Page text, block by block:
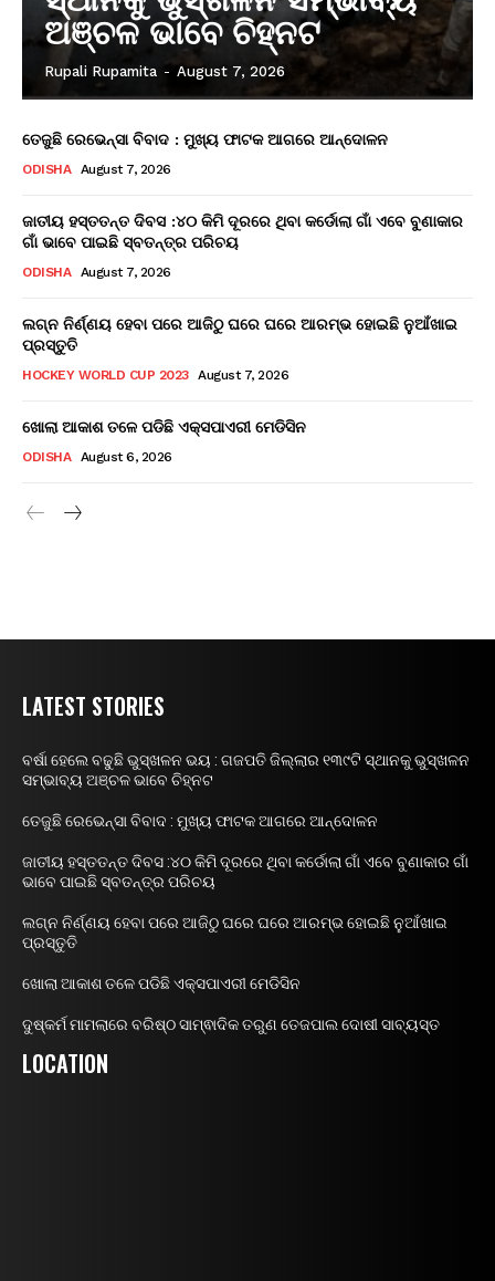
ଅଞ୍ଚଳ ଭାବେ ଚିହ୍ନଟ
Rupali Rupamita - August 7, 2026
ତେଜୁଛି ରେଭେନ୍ସା ବିବାଦ : ମୁଖ୍ୟ ଫାଟକ ଆଗରେ ଆନ୍ଦୋଳନ
ODISHA August 7, 2026
ଜାତୀୟ ହସ୍ତତନ୍ତ ଦିବସ :୪୦ କିମି ଦୂରରେ ଥିବା କର୍ଡୋଲା ଗାଁ ଏବେ ବୁଣାକାର
ଗାଁ ଭାବେ ପାଇଛି ସ୍ବତନ୍ତ୍ର ପରିଚୟ
ODISHA August 7, 2026
ଲଗ୍ନ ନିର୍ଣ୍ଣୟ ହେବା ପରେ ଆଜିଠୁ ଘରେ ଘରେ ଆରମ୍ଭ ହୋଇଛି ନୁଆଁଖାଇ
ପ୍ରସ୍ତୁତି
HOCKEY WORLD CUP 2023 August 7, 2026
ଖୋଲା ଆକାଶ ତଳେ ପଡିଛି ଏକ୍ସପାଏରୀ ମେଡିସିନ
ODISHA August 6, 2026
LATEST STORIES
ବର୍ଷା ହେଲେ ବଢୁଛି ଭୁସ୍ଖଳନ ଭୟ : ଗଜପତି ଜିଲ୍ଲାର ୧୩୯ଟି ସ୍ଥାନକୁ ଭୁସ୍ଖଳନ
ସମ୍ଭାବ୍ୟ ଅଞ୍ଚଳ ଭାବେ ଚିହ୍ନଟ
ତେଜୁଛି ରେଭେନ୍ସା ବିବାଦ : ମୁଖ୍ୟ ଫାଟକ ଆଗରେ ଆନ୍ଦୋଳନ
ଜାତୀୟ ହସ୍ତତନ୍ତ ଦିବସ :୪୦ କିମି ଦୂରରେ ଥିବା କର୍ଡୋଲା ଗାଁ ଏବେ ବୁଣାକାର ଗାଁ
ଭାବେ ପାଇଛି ସ୍ବତନ୍ତ୍ର ପରିଚୟ
ଲଗ୍ନ ନିର୍ଣ୍ଣୟ ହେବା ପରେ ଆଜିଠୁ ଘରେ ଘରେ ଆରମ୍ଭ ହୋଇଛି ନୁଆଁଖାଇ
ପ୍ରସ୍ତୁତି
ଖୋଲା ଆକାଶ ତଳେ ପଡିଛି ଏକ୍ସପାଏରୀ ମେଡିସିନ
ଦୁଷ୍କର୍ମ ମାମଲାରେ ବରିଷ୍ଠ ସାମ୍ଵାଦିକ ତରୁଣ ତେଜପାଲ ଦୋଷୀ ସାବ୍ୟସ୍ତ
LOCATION